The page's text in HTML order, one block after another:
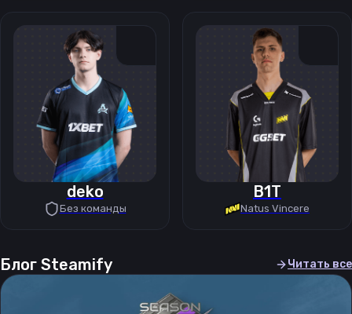
deko
Без команды
B1T
Natus Vincere
Блог Steamify Читать все